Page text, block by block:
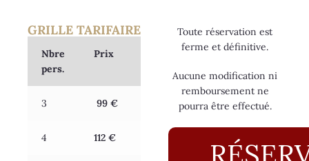
GRILLE TARIFAIRE
Nbre
pers.
Prix
3 99 €
4 112 €
Toute réservation est
ferme et définitive.
Aucune modification ni
remboursement ne
pourra être effectué.